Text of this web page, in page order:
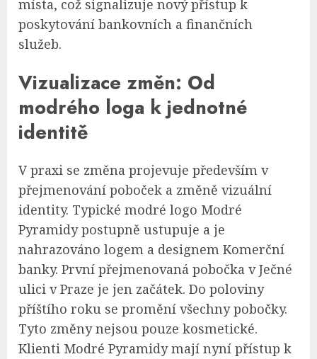
místa, což signalizuje nový přístup k
poskytování bankovních a finančních
služeb.
Vizualizace změn: Od
modrého loga k jednotné
identitě
V praxi se změna projevuje především v
přejmenování poboček a změně vizuální
identity. Typické modré logo Modré
Pyramidy postupně ustupuje a je
nahrazováno logem a designem Komerční
banky. První přejmenovaná pobočka v Ječné
ulici v Praze je jen začátek. Do poloviny
příštího roku se promění všechny pobočky.
Tyto změny nejsou pouze kosmetické.
Klienti Modré Pyramidy mají nyní přístup k